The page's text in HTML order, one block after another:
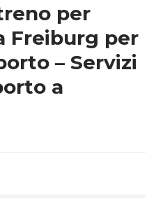
per
Freiburg per
– Servizi
a